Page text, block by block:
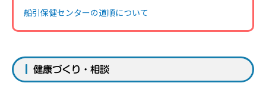
船引保健センターの道順について
健康づくり・相談